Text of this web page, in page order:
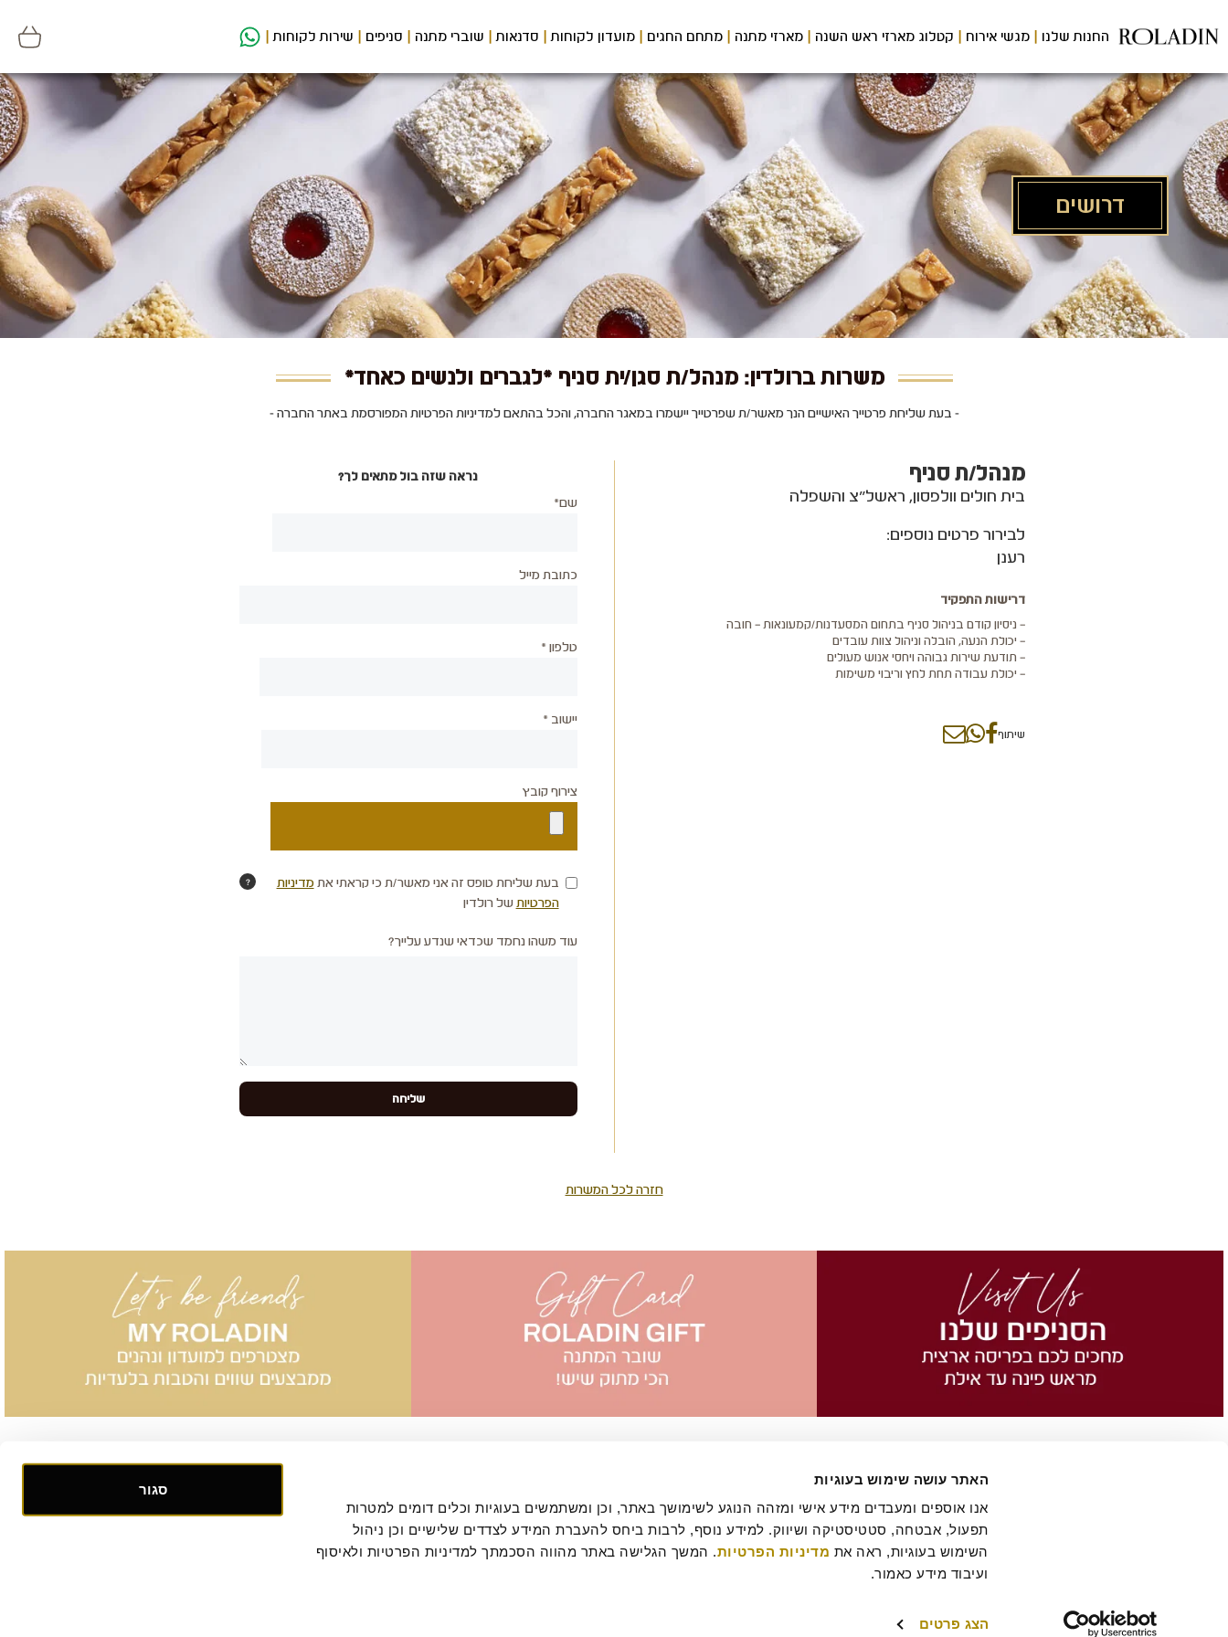
האתר עושה שימוש בעוגיות
השימוש בעוגיות, ראה את מדיניות הפרטיות
ועיבוד מידע כאמור.
הצג פרטים
סגור
לתוכן
המרכזי
החנות שלנו מגשי אירוח קטלוג מארזי ראש השנה מארזי מתנה מתחם החגים מועדון לקוחות סדנאות שוברי מתנה סניפים שירות לקוחות
דרושים
משרות ברולדין: מנהל/ת סגן/ית סניף *לגברים ולנשים כאחד*
- בעת שליחת פרטייך האישיים הנך מאשר/ת שפרטייך יישמרו במאגר החברה, והכל בהתאם למדיניות הפרטיות המפורסמת באתר החברה -
מנהל/ת סניף
בית חולים וולפסון, ראשל"צ והשפלה
לבירור פרטים נוספים:
רענן
דרישות התפקיד
– ניסיון קודם בניהול סניף בתחום המסעדנות/קמעונאות – חובה
– יכולת הנעה, הובלה וניהול צוות עובדים
– תודעת שירות גבוהה ויחסי אנוש מעולים
– יכולת עבודה תחת לחץ וריבוי משימות
שיתוף
נראה שזה בול מתאים לך?
שם*
כתובת מייל
טלפון *
יישוב *
צירוף קובץ
בעת שליחת טופס זה אני מאשר/ת כי קראתי אתמדיניות
הפרטיותשל רולדין
?
עוד משהו נחמד שכדאי שנדע עלייך?
חזרה לכל המשרות
הצהרת נגישות מדיניות פרטיות ביטול עסקה מדיניות ביטולים וסדנאות שאלות ותשובות
דרושים
תקנון מדיניות מצלמות אבטחה